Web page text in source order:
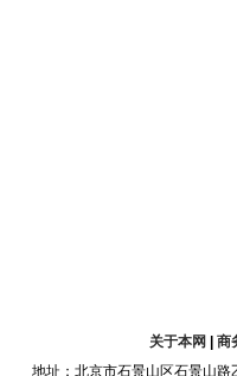
关于本网 商
地址：北京市石景山区石景山